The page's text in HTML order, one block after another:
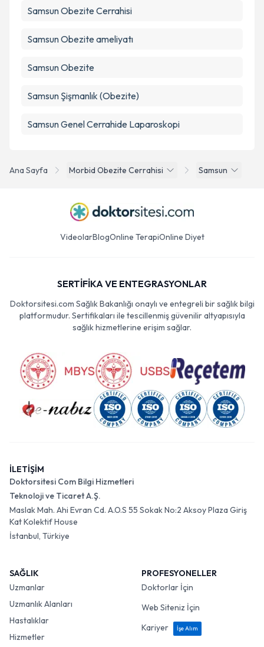
Ana Sayfa Morbid Obezite Cerrahisi Samsun
Samsun Obezite Cerrahisi
Samsun Obezite ameliyatı
Samsun Obezite
Samsun Şişmanlık (Obezite)
Samsun Genel Cerrahide Laparoskopi
VideolarBlogOnline TerapiOnline Diyet
SERTİFİKA VE ENTEGRASYONLAR
Doktorsitesi.com Sağlık Bakanlığı onaylı ve entegreli bir sağlık bilgi
platformudur. Sertifikaları ile tescillenmiş güvenilir altyapısıyla
sağlık hizmetlerine erişim sağlar.
İLETİŞİM
Doktorsitesi Com Bilgi Hizmetleri
Teknoloji ve Ticaret A.Ş.
Maslak Mah. Ahi Evran Cd. A.O.S 55 Sokak No:2 Aksoy Plaza Giriş
Kat Kolektif House
İstanbul, Türkiye
SAĞLIK
Uzmanlar
Uzmanlık Alanları
Hastalıklar
Hizmetler
PROFESYONELLER
Doktorlar İçin
Web Siteniz İçin
Kariyer
İşe Alım